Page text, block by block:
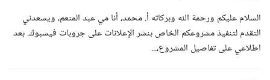
السلام عليكم ورحمة الله وبركاته أ. محمد، أنا مي عبد المنعم، ويسعدني
التقدم لتنفيذ مشروعكم الخاص بنشر الإعلانات على جروبات فيسبوك. بعد
اطلاعي على تفاصيل المشروع،...